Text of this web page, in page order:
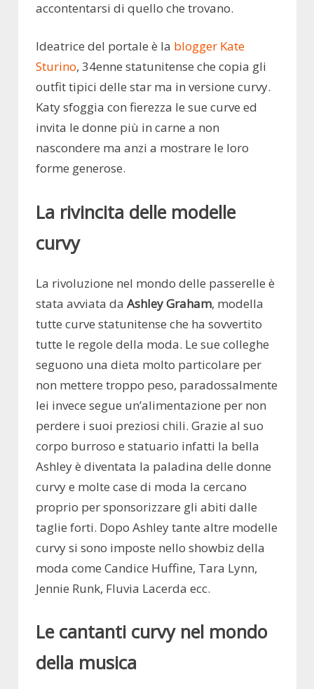
accontentarsi di quello che trovano.
Ideatrice del portale è la blogger Kate
Sturino, 34enne statunitense che copia gli
outfit tipici delle star ma in versione curvy.
Katy sfoggia con fierezza le sue curve ed
invita le donne più in carne a non
nascondere ma anzi a mostrare le loro
forme generose.
La rivincita delle modelle
curvy
La rivoluzione nel mondo delle passerelle è
stata avviata da Ashley Graham, modella
tutte curve statunitense che ha sovvertito
tutte le regole della moda. Le sue colleghe
seguono una dieta molto particolare per
non mettere troppo peso, paradossalmente
lei invece segue un’alimentazione per non
perdere i suoi preziosi chili. Grazie al suo
corpo burroso e statuario infatti la bella
Ashley è diventata la paladina delle donne
curvy e molte case di moda la cercano
proprio per sponsorizzare gli abiti dalle
taglie forti. Dopo Ashley tante altre modelle
curvy si sono imposte nello showbiz della
moda come Candice Huffine, Tara Lynn,
Jennie Runk, Fluvia Lacerda ecc.
Le cantanti curvy nel mondo
della musica